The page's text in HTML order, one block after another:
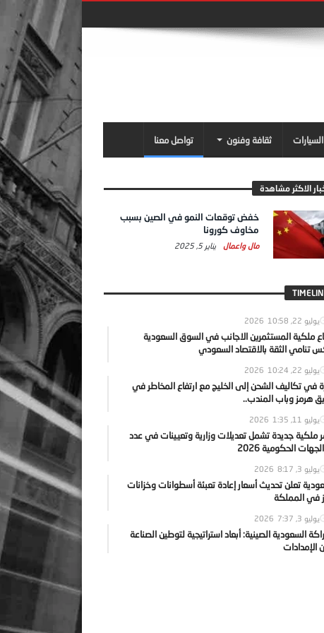
السيارات ثقافة وفنون تواصل معنا
الاكثر مشاهدة
خفض توقعات النمو في الصين بسبب
مخاوف كورونا
مال واعمال يناير 5, 2025
يوليو 22, 2026 10:58
ملكية المستثمرين الاجانب في السوق السعودية
تنامي الثقة بالاقتصاد السعودي
يوليو 22, 2026 10:24
في تكاليف الشحن إلى الخليج مع ارتفاع المخاطر في
هرمز وباب المندب..
يوليو 11, 2026 1:35
ملكية جديدة تشمل تعديلات وزارية وتعيينات في عدد
الحكومية 2026
يوليو 3, 2026 8:17
تعلن تحديث أسعار إعادة تعبئة أسطوانات وخزانات
في المملكة
يوليو 3, 2026 7:37
السعودية الصينية: أبعاد استراتيجية لتوطين الصناعة
الإمدادات